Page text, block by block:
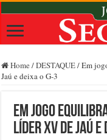
Home /DESTAQUE/Em
Jaú e deixa o G-3
Em jogo
líder XV de Jaú e